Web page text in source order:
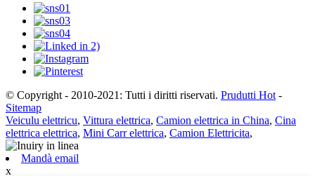
© Copyright - 2010-2021: Tutti i diritti riservati. Prudutti Hot -
Sitemap
Veiculu elettricu, Vittura elettrica, Camion elettrica in China, Cina
elettrica elettrica, Mini Carr elettrica, Camion Elettricita,
Mandà email
x